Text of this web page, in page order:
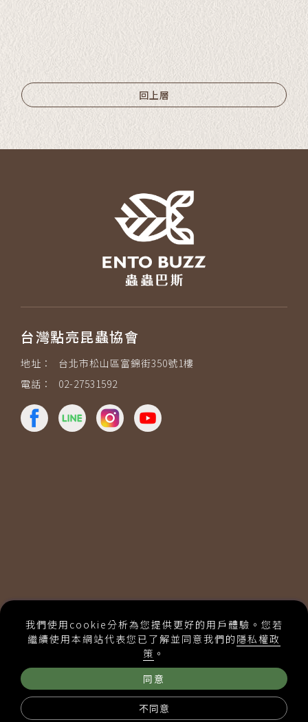
我們使用cookie分析為您提供更好的用戶體驗。您若
繼續使用本網站代表您已了解並同意我們的 隱私權政
策 。
同意
不同意
回上層
台灣點亮昆蟲協會
地址：
台北市松山區富錦街350號1樓
電話：
02-27531592
隱私權政策
購物說明
建議使用Chrome、Firefox、 Safari最新版本瀏覽
採用全球最先進SSL 256bit 傳輸加密機制
Designed by 米洛